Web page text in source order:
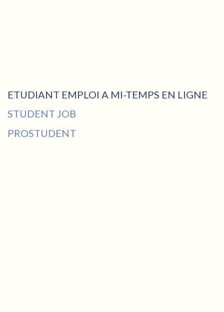
ETUDIANT EMPLOI A MI-TEMPS EN LIGNE
STUDENT JOB
PROSTUDENT